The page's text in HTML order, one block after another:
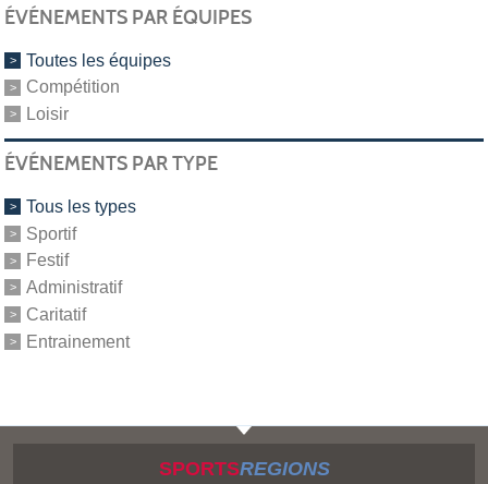
ÉVÉNEMENTS PAR ÉQUIPES
Toutes les équipes
Compétition
Loisir
ÉVÉNEMENTS PAR TYPE
Tous les types
Sportif
Festif
Administratif
Caritatif
Entrainement
SPORTSREGIONS